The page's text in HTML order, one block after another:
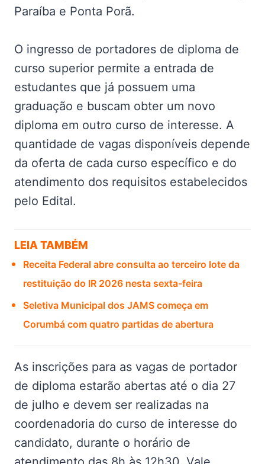
Paraíba e Ponta Porã.
O ingresso de portadores de diploma de
curso superior permite a entrada de
estudantes que já possuem uma
graduação e buscam obter um novo
diploma em outro curso de interesse. A
quantidade de vagas disponíveis depende
da oferta de cada curso específico e do
atendimento dos requisitos estabelecidos
pelo Edital.
LEIA TAMBÉM
Receita Federal abre consulta ao terceiro lote da
restituição do IR 2026 nesta sexta-feira
Seletiva Municipal dos JAMS começa em
Corumbá com quatro partidas de abertura
As inscrições para as vagas de portador
de diploma estarão abertas até o dia 27
de julho e devem ser realizadas na
coordenadoria do curso de interesse do
candidato, durante o horário de